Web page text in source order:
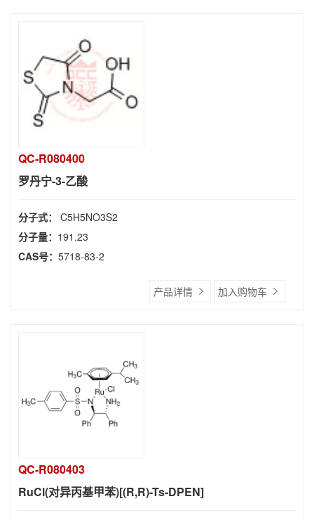
QC-R080400
罗丹宁-3-乙酸
分子式： C5H5NO3S2
分子量： 191.23
CAS号： 5718-83-2
产品详情 加入购物车
QC-R080403
RuCl(对异丙基甲苯)[(R,R)-Ts-DPEN]